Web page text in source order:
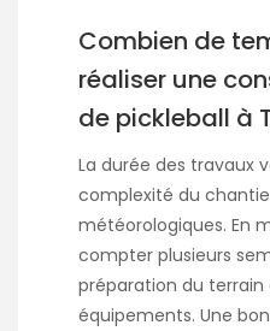
Combien de
réaliser une
de pickleball à
La durée des travaux
complexité du
météorologiques. En
compter plusieurs
préparation du terrain
équipements. Une